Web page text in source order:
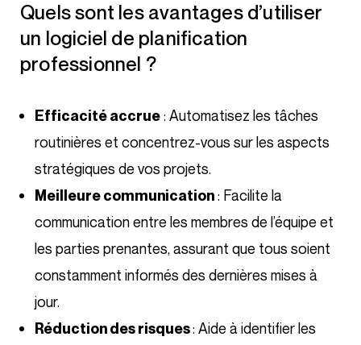
Quels sont les avantages d’utiliser
un logiciel de planification
professionnel ?
Efficacité accrue: Automatisez les tâches
routinières et concentrez-vous sur les aspects
stratégiques de vos projets.
Meilleure communication: Facilite la
communication entre les membres de l’équipe et
les parties prenantes, assurant que tous soient
constamment informés des dernières mises à
jour.
Réduction des risques: Aide à identifier les